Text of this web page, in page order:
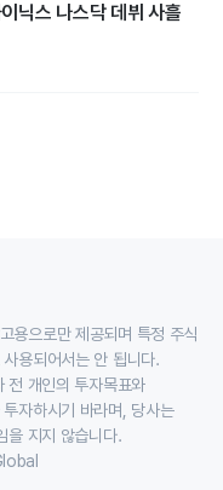
닉스 나스닥 데뷔 사흘
용으로만 제공되며 특정 주식
용되어서는 안 됩니다.
전 개인의 투자목표와
자하시기 바라며, 당사는
을 지지 않습니다.